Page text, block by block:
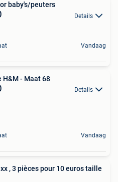
baby's/peuters
Details
Vandaag
H&M - Maat 68
Details
Vandaag
, 3 pièces pour 10 euros taille